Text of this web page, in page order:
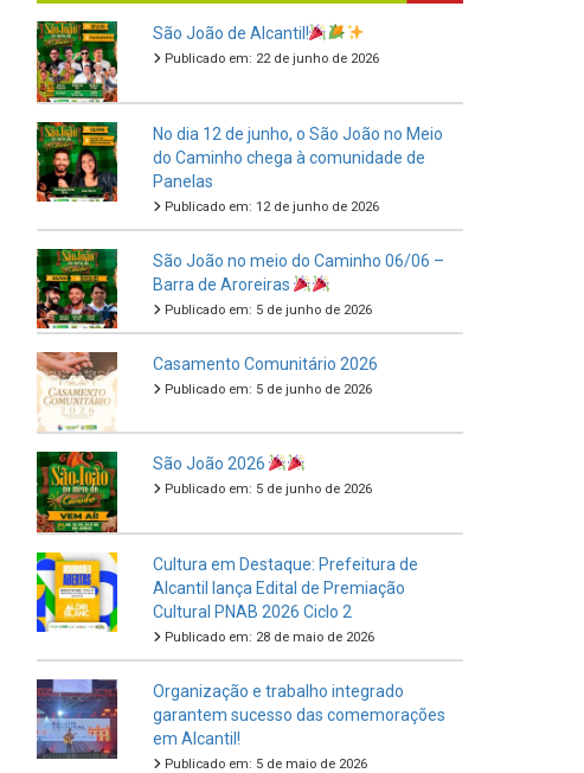
São João de Alcantil!
Publicado em: 22 de junho de 2026
No dia 12 de junho, o São João no Meio
do Caminho chega à comunidade de
Panelas
Publicado em: 12 de junho de 2026
São João no meio do Caminho 06/06 –
Barra de Aroreiras
Publicado em: 5 de junho de 2026
Casamento Comunitário 2026
Publicado em: 5 de junho de 2026
São João 2026
Publicado em: 5 de junho de 2026
Cultura em Destaque: Prefeitura de
Alcantil lança Edital de Premiação
Cultural PNAB 2026 Ciclo 2
Publicado em: 28 de maio de 2026
Organização e trabalho integrado
garantem sucesso das comemorações
em Alcantil!
Publicado em: 5 de maio de 2026